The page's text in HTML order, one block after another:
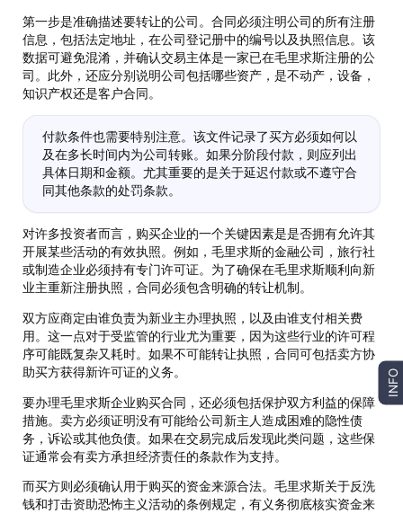
第一步是准确描述要转让的公司。合同必须注明公司的所有注册
信息，包括法定地址，在公司登记册中的编号以及执照信息。该
数据可避免混淆，并确认交易主体是一家已在毛里求斯注册的公
司。此外，还应分别说明公司包括哪些资产，是不动产，设备，
知识产权还是客户合同。
付款条件也需要特别注意。该文件记录了买方必须如何以
及在多长时间内为公司转账。如果分阶段付款，则应列出
具体日期和金额。尤其重要的是关于延迟付款或不遵守合
同其他条款的处罚条款。
对许多投资者而言，购买企业的一个关键因素是是否拥有允许其
开展某些活动的有效执照。例如，毛里求斯的金融公司，旅行社
或制造企业必须持有专门许可证。为了确保在毛里求斯顺利向新
业主重新注册执照，合同必须包含明确的转让机制。
双方应商定由谁负责为新业主办理执照，以及由谁支付相关费
用。这一点对于受监管的行业尤为重要，因为这些行业的许可程
序可能既复杂又耗时。如果不可能转让执照，合同可包括卖方协
助买方获得新许可证的义务。
要办理毛里求斯企业购买合同，还必须包括保护双方利益的保障
措施。卖方必须证明没有可能给公司新主人造成困难的隐性债
务，诉讼或其他负债。如果在交易完成后发现此类问题，这些保
证通常会有卖方承担经济责任的条款作为支持。
而买方则必须确认用于购买的资金来源合法。毛里求斯关于反洗
钱和打击资助恐怖主义活动的条例规定，有义务彻底核实资金来
INFO